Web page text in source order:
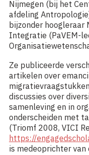
Nijmegen (bij het
afdeling
bijzonder hoogleraar
Integratie (PaVEM-
Ze publiceerde
artikelen over
discussies over
samenleving en in
onderscheiden met
(Triomf 2008, VICI
https://
is medeoprichter